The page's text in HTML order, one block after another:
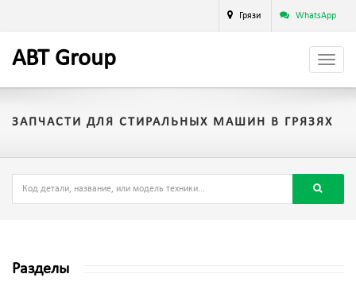
Грязи WhatsApp
ABT Group
ЗАПЧАСТИ ДЛЯ СТИРАЛЬНЫХ МАШИН В ГРЯЗЯХ
Разделы